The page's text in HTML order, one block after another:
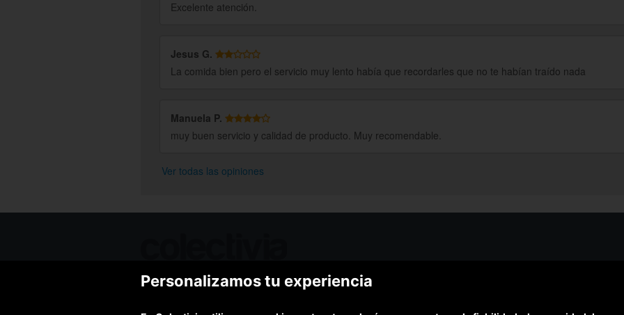
Excelente atención.
Jesus G.
La comida bien pero el servicio muy lento había que recordarles que no te habían traído nada
Manuela P.
muy buen servicio y calidad de producto. Muy recomendable.
Ver todas las opiniones
Ofertas de hoy
¿Cómo funciona Colectivia?
(Te
Personalizamos tu experiencia